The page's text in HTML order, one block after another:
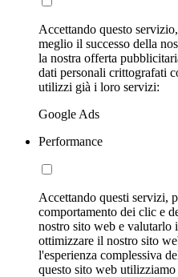
Accettando questo
meglio il successo della
la nostra offerta
dati personali crittografati
utilizzi già i loro servizi:
Google Ads
Performance
Accettando questi servizi,
comportamento dei clic e
nostro sito web e valutarlo
ottimizzare il nostro sito
l'esperienza complessiva
questo sito web